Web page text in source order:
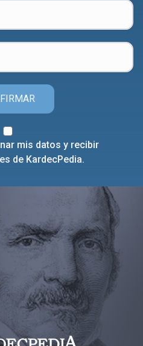
mis datos y recibir
de KardecPedia.